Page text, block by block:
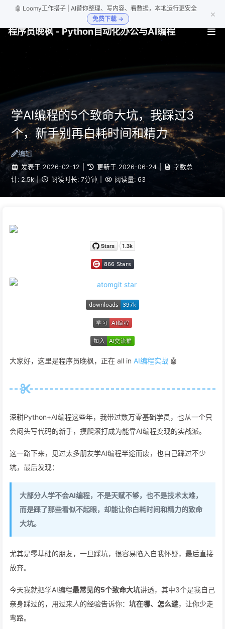
🤖 Loomy工作搭子 | AI替你整理、写内容、看数据，本地运行更安全
免费下载 →
×
程序员晚枫 - Python自动化办公与AI编程
学AI编程的5个致命大坑，我踩过3
个，新手别再白耗时间和精力
编辑
发表于 2026-02-12 更新于 2026-06-24
字数总
计: 2.5k | 阅读时长: 7分钟 阅读量: 63
大家好，这里是程序员晚枫，正在 all in AI编程实战 🤖
深耕Python+AI编程这些年，我带过数万零基础学员，也从一个只
会闷头写代码的新手，摸爬滚打成为能靠AI编程变现的实战派。
这一路下来，见过太多朋友学AI编程半途而废，也自己踩过不少
坑，最后发现：
大部分人学不会AI编程，不是天赋不够，也不是技术太难，
而是踩了那些看似不起眼，却能让你白耗时间和精力的致命
大坑。
尤其是零基础的朋友，一旦踩坑，很容易陷入自我怀疑，最后直接
放弃。
今天我就把学AI编程最常见的5个致命大坑讲透，其中3个是我自己
亲身踩过的，用过来人的经验告诉你： 坑在哪、怎么避，让你少走
弯路。